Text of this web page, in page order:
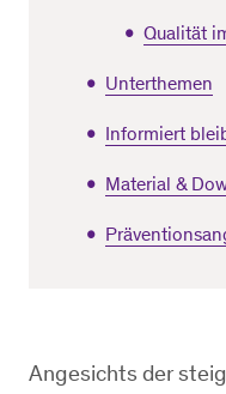
Qualität
Unterthemen
Informiert
Material &
Angesichts der